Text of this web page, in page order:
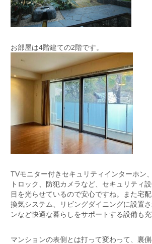
お部屋は4階建ての2階です。
TVモニター付きセキュリティインターホン
トロック、防犯カメラなど、セキュリティ
目を光らせているので安心ですね。また宅
換気システム、リビングダイニングに設置
ンなど快適な暮らしをサポートする設備も充
マンションの表側とは打って変わって、裏